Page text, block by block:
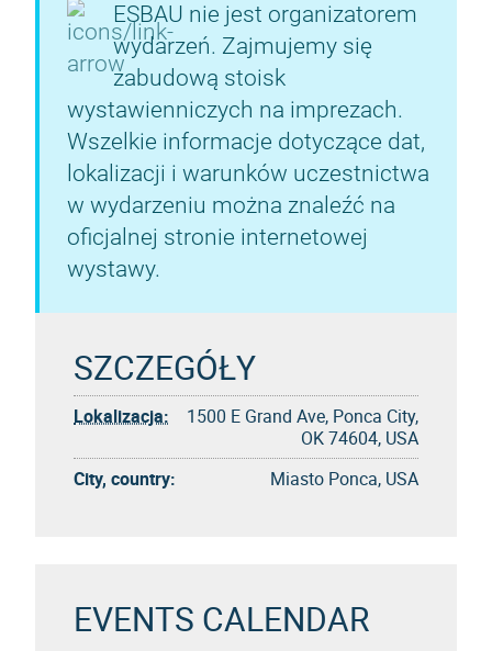
ESBAU nie jest organizatorem
wydarzeń. Zajmujemy się
zabudową stoisk
wystawienniczych na imprezach.
Wszelkie informacje dotyczące dat,
lokalizacji i warunków uczestnictwa
w wydarzeniu można znaleźć na
oficjalnej stronie internetowej
wystawy.
SZCZEGÓŁY
Lokalizacja:
1500 E Grand Ave, Ponca City,
OK 74604, USA
City, country:
Miasto Ponca, USA
EVENTS CALENDAR